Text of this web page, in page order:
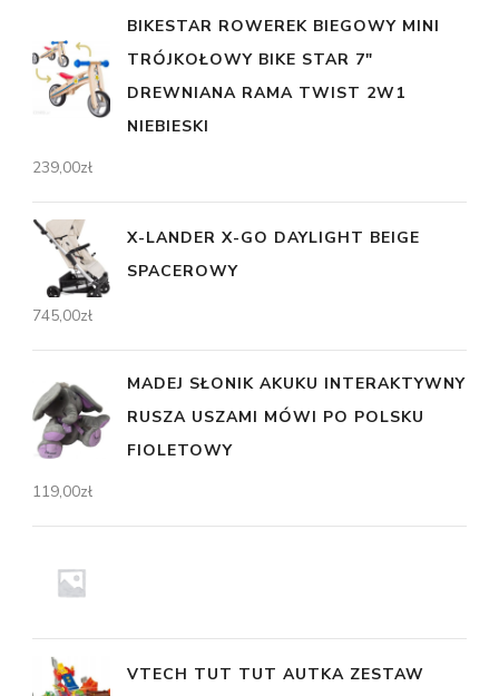
BIKESTAR ROWEREK BIEGOWY MINI
TRÓJKOŁOWY BIKE STAR 7"
DREWNIANA RAMA TWIST 2W1
NIEBIESKI
239,00zł
X-LANDER X-GO DAYLIGHT BEIGE
SPACEROWY
745,00zł
MADEJ SŁONIK AKUKU INTERAKTYWNY
RUSZA USZAMI MÓWI PO POLSKU
FIOLETOWY
119,00zł
VTECH TUT TUT AUTKA ZESTAW